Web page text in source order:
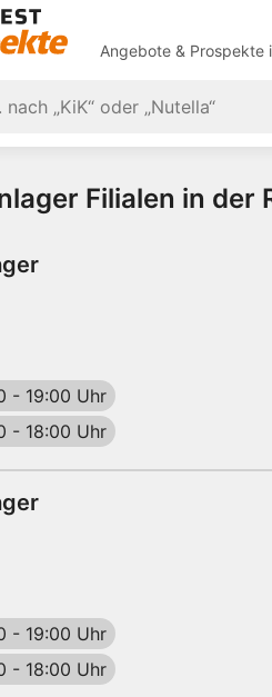
Angebote & Prospekte
Filialen in der
- 19:00 Uhr
- 18:00 Uhr
- 19:00 Uhr
- 18:00 Uhr